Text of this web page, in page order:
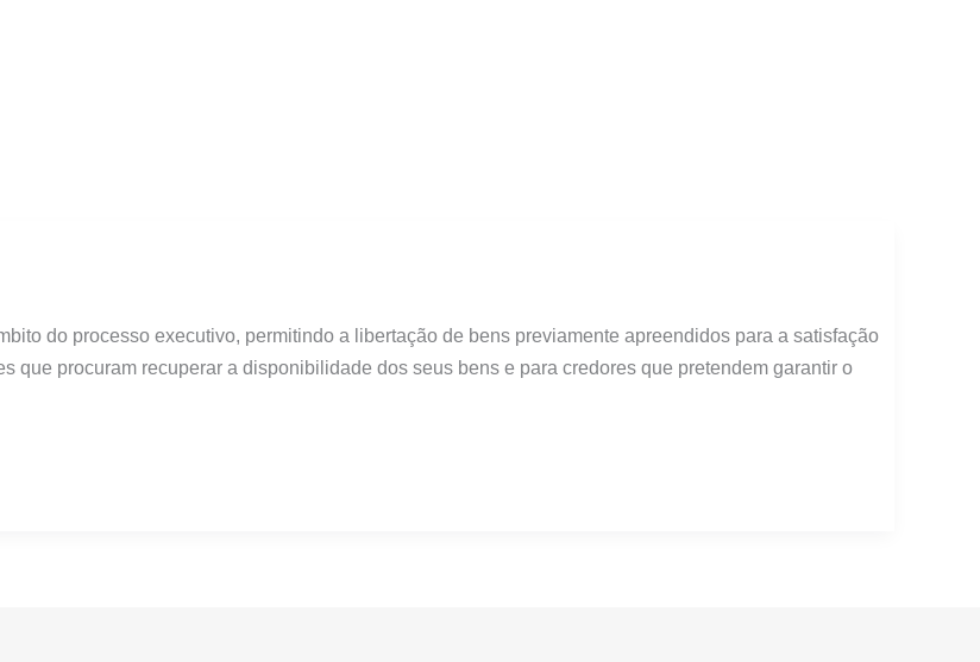
do processo executivo, permitindo a libertação de bens previamente apreendidos para a satisfação
que procuram recuperar a disponibilidade dos seus bens e para credores que pretendem garantir o